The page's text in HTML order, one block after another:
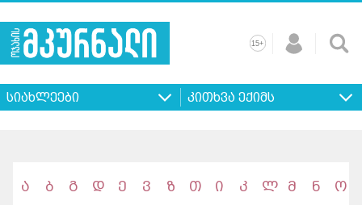
შესახებ ხშირად
კითხვები
15+
სიახლეები კითხვა ექიმს
ა ბ გ დ ე ვ ზ თ ი კ ლ მ ნ ო